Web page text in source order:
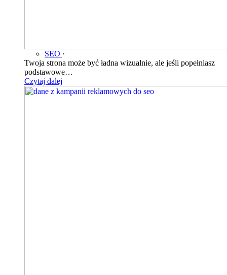
SEO ·
Twoja strona może być ładna wizualnie, ale jeśli popełniasz
podstawowe…
Czytaj dalej